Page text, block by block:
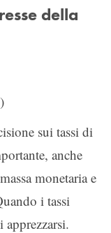
della
sui tassi di
anche
monetaria e
i tassi